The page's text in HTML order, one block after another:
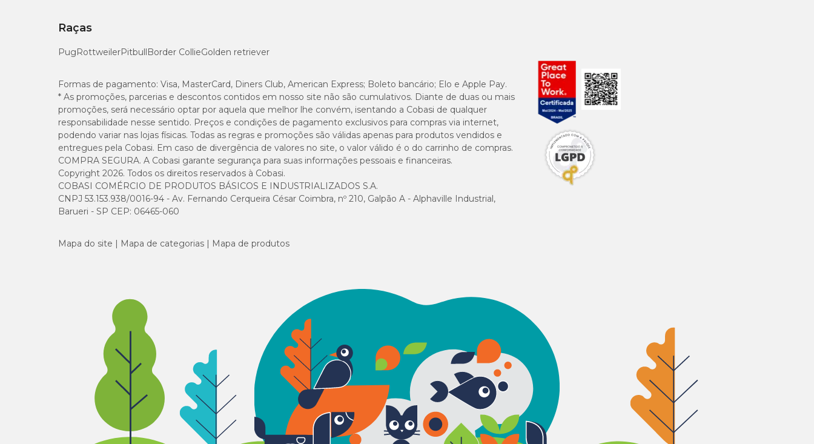
Raças
PugRottweilerPitbullBorder CollieGolden retriever
Formas de pagamento: Visa, MasterCard, Diners Club, American Express; Boleto bancário; Elo e Apple Pay.
* As promoções, parcerias e descontos contidos em nosso site não são cumulativos. Diante de duas ou mais
promoções, será necessário optar por aquela que melhor lhe convém, isentando a Cobasi de qualquer
responsabilidade nesse sentido. Preços e condições de pagamento exclusivos para compras via internet,
podendo variar nas lojas físicas. Todas as regras e promoções são válidas apenas para produtos vendidos e
entregues pela Cobasi. Em caso de divergência de valores no site, o valor válido é o do carrinho de compras.
COMPRA SEGURA. A Cobasi garante segurança para suas informações pessoais e financeiras.
Copyright 2026. Todos os direitos reservados à Cobasi.
COBASI COMÉRCIO DE PRODUTOS BÁSICOS E INDUSTRIALIZADOS S.A.
CNPJ 53.153.938/0016-94 - Av. Fernando Cerqueira César Coimbra, nº 210, Galpão A - Alphaville Industrial,
Barueri - SP CEP: 06465-060
Mapa do site Mapa de categorias Mapa de produtos